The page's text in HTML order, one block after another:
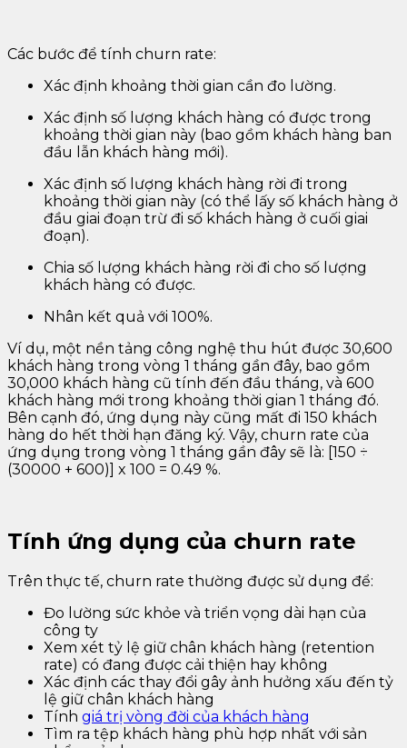
Các bước để tính churn rate:
Xác định khoảng thời gian cần đo lường.
Xác định số lượng khách hàng có được trong
khoảng thời gian này (bao gồm khách hàng ban
đầu lẫn khách hàng mới).
Xác định số lượng khách hàng rời đi trong
khoảng thời gian này (có thể lấy số khách hàng ở
đầu giai đoạn trừ đi số khách hàng ở cuối giai
đoạn).
Chia số lượng khách hàng rời đi cho số lượng
khách hàng có được.
Nhân kết quả với 100%.
Ví dụ, một nền tảng công nghệ thu hút được 30,600
khách hàng trong vòng 1 tháng gần đây, bao gồm
30,000 khách hàng cũ tính đến đầu tháng, và 600
khách hàng mới trong khoảng thời gian 1 tháng đó.
Bên cạnh đó, ứng dụng này cũng mất đi 150 khách
hàng do hết thời hạn đăng ký. Vậy, churn rate của
ứng dụng trong vòng 1 tháng gần đây sẽ là: [150 ÷
(30000 + 600)] x 100 = 0.49 %.
Tính ứng dụng của churn rate
Trên thực tế, churn rate thường được sử dụng để:
Đo lường sức khỏe và triển vọng dài hạn của
công ty
Xem xét tỷ lệ giữ chân khách hàng (retention
rate) có đang được cải thiện hay không
Xác định các thay đổi gây ảnh hưởng xấu đến tỷ
lệ giữ chân khách hàng
Tính giá trị vòng đời của khách hàng
Tìm ra tệp khách hàng phù hợp nhất với sản